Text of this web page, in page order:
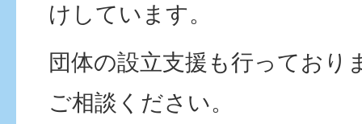
けしています。
団体の設立支援も行っており
ご相談ください。